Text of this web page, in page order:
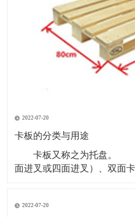
2022-07-20
卡板的分类与用途
卡板又称之为托盘。
面进叉或四面进叉）、双
量不同。产品蓝色为主，
2022-07-20